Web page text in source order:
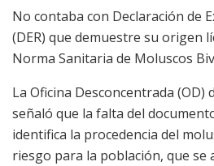
No contaba con Declaración de
(DER) que demuestre su origen
Norma Sanitaria de Moluscos
La Oficina Desconcentrada (OD)
señaló que la falta del
identifica la procedencia del
riesgo para la población, que se